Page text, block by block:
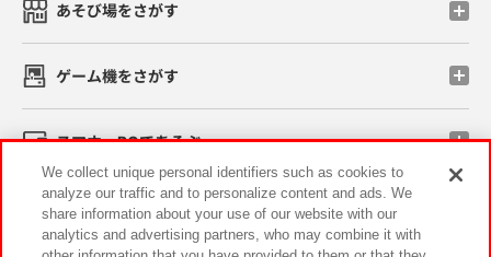
あそび場をさがす
ゲーム機をさがす
スマホ・PCであそぶ
イベント・キャンペーン
We collect unique personal identifiers such as cookies to
analyze our traffic and to personalize content and ads. We
share information about your use of our website with our
analytics and advertising partners, who may combine it with